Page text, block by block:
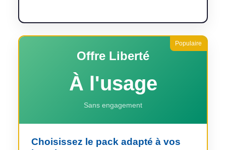
Offre Liberté
À l'usage
Sans engagement
Choisissez le pack adapté à vos